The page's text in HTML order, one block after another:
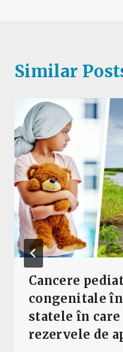
Similar
Cancere
congenitale
statele în care
rezervele de